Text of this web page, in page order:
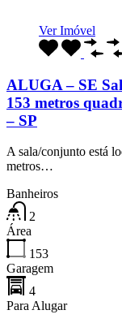
Ver Imóvel
ALUGA – SE
153 metros
– SP
A sala/conjunto está
metros…
Banheiros
2
Área
153
Garagem
4
Para Alugar